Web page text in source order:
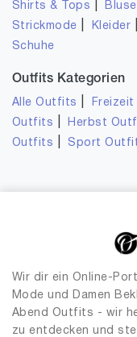
Shirts & Tops
Strickmode
Kleider
Schuhe
Outfits Kategorien
Alle Outfits
Outfits
Herbst
Outfits
Sport
Wir dir ein Online-
Mode und Damen
Abend Outfits - wir
zu entdecken und